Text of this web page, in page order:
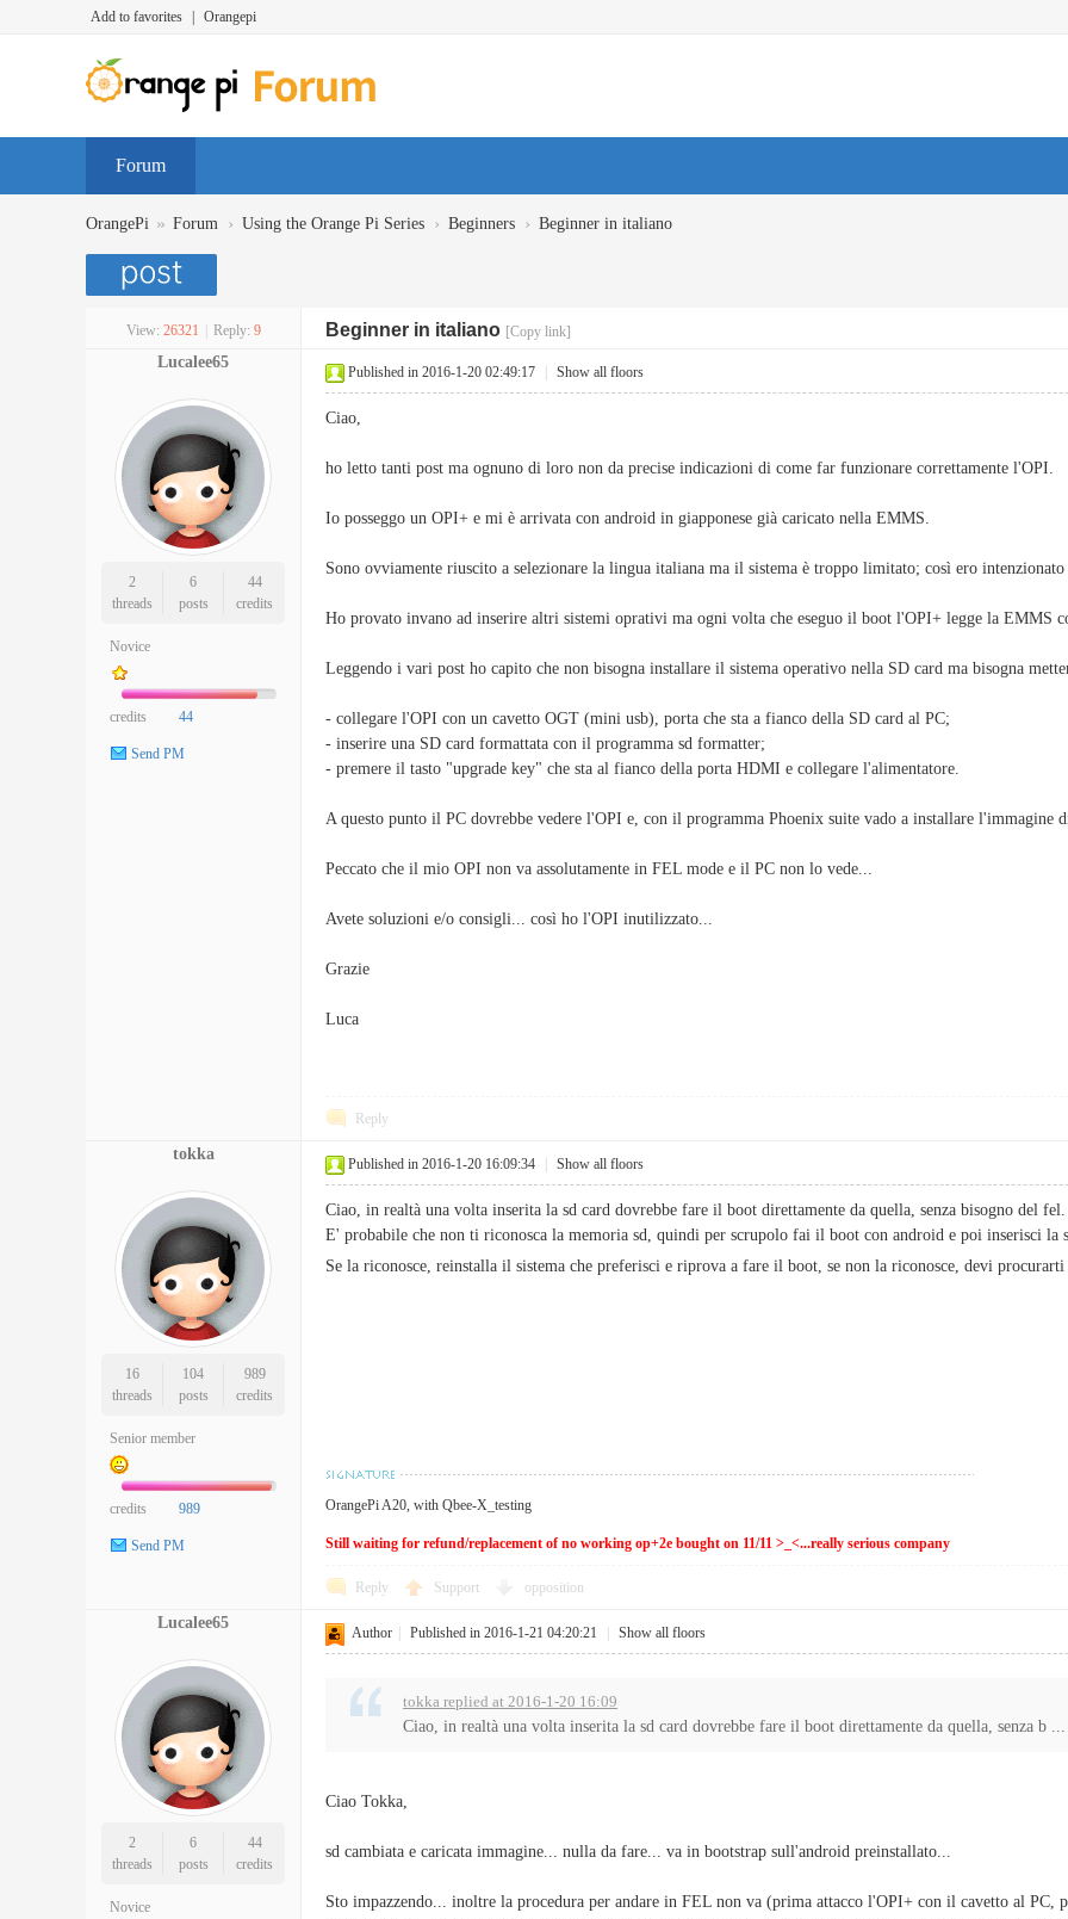
Add to favorites Orangepi
Forum
OrangePi » Forum › Using the Orange Pi Series › Beginners › Beginner in italiano
View: 26321 Reply: 9 Beginner in italiano [Copy link]
Lucalee65
2
threads
6
posts
44
credits
Novice
credits 44
Send PM
Published in 2016-1-20 02:49:17 Show all floors
Ciao,
ho letto tanti post ma ognuno di loro non da precise indicazioni di come far funzionare correttamente l'OPI.
Io posseggo un OPI+ e mi è arrivata con android in giapponese già caricato nella EMMS.
Sono ovviamente riuscito a selezionare la lingua italiana ma il sistema è troppo limitato; così ero
Ho provato invano ad inserire altri sistemi oprativi ma ogni volta che eseguo il boot l'OPI+ legge la EMMS
Leggendo i vari post ho capito che non bisogna installare il sistema operativo nella SD card ma bisogna
- collegare l'OPI con un cavetto OGT (mini usb), porta che sta a fianco della SD card al PC;
- inserire una SD card formattata con il programma sd formatter;
- premere il tasto "upgrade key" che sta al fianco della porta HDMI e collegare l'alimentatore.
A questo punto il PC dovrebbe vedere l'OPI e, con il programma Phoenix suite vado a installare l'immagine
Peccato che il mio OPI non va assolutamente in FEL mode e il PC non lo vede...
Avete soluzioni e/o consigli... così ho l'OPI inutilizzato...
Grazie
Luca
Reply
tokka
16
threads
104
posts
989
credits
Senior member
credits 989
Send PM
Published in 2016-1-20 16:09:34 Show all floors
Ciao, in realtà una volta inserita la sd card dovrebbe fare il boot direttamente da quella, senza bisogno del fel.
E' probabile che non ti riconosca la memoria sd, quindi per scrupolo fai il boot con android e poi inserisci la
Se la riconosce, reinstalla il sistema che preferisci e riprova a fare il boot, se non la riconosce, devi
OrangePi A20, with Qbee-X_testing
Still waiting for refund/replacement of no working op+2e bought on 11/11 >_<...really serious company
Reply Support opposition
Lucalee65
2
threads
6
posts
44
credits
Novice
Author Published in 2016-1-21 04:20:21 Show all floors
tokka replied at 2016-1-20 16:09
Ciao, in realtà una volta inserita la sd card dovrebbe fare il boot direttamente da quella, senza b ...
Ciao Tokka,
sd cambiata e caricata immagine... nulla da fare... va in bootstrap sull'android preinstallato...
Sto impazzendo... inoltre la procedura per andare in FEL non va (prima attacco l'OPI+ con il cavetto al PC,